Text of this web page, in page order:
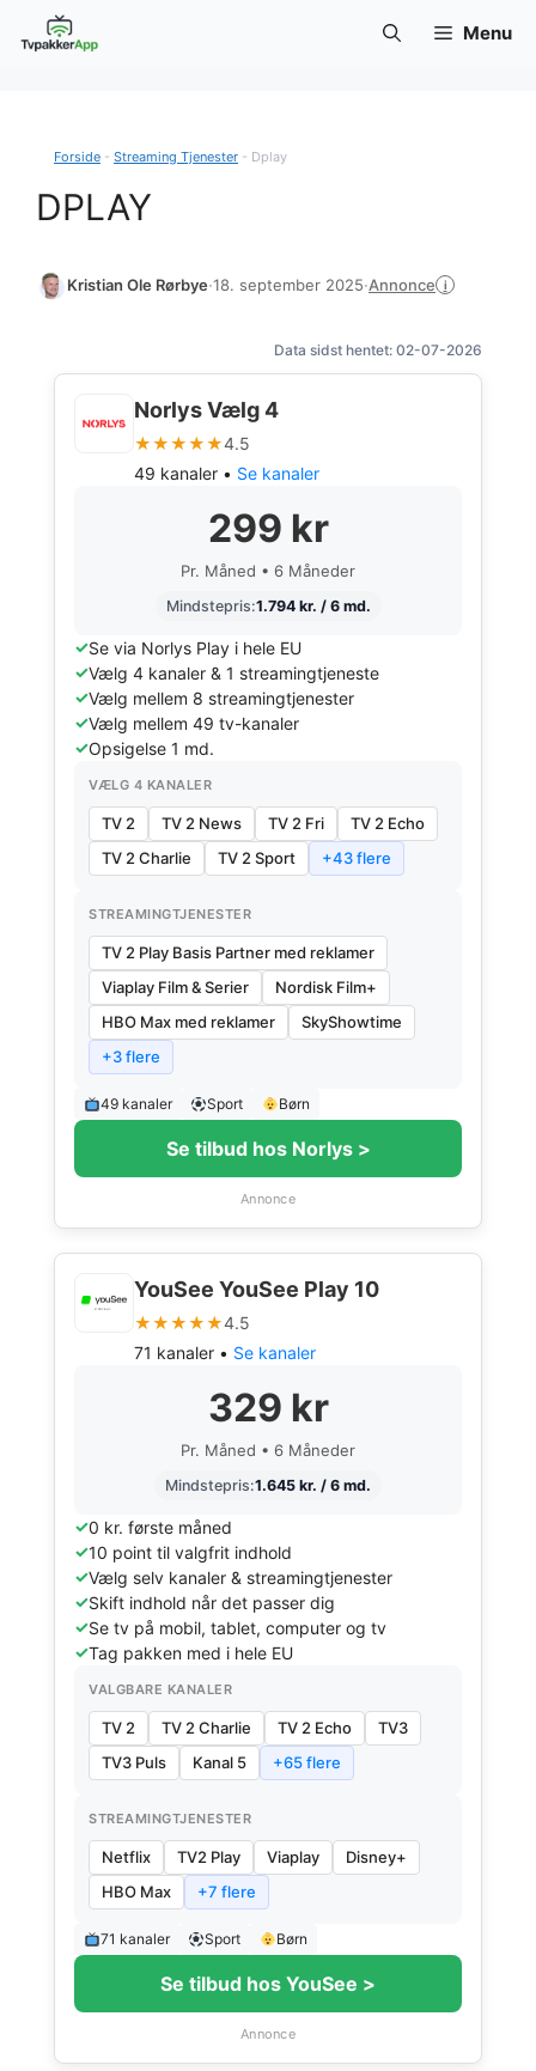
Menu
Forside - Streaming Tjenester - Dplay
DPLAY
Kristian Ole Rørbye·18. september 2025·Annonce i
Data sidst hentet: 02-07-2026
Norlys Vælg 4
★★★★★4.5
49 kanaler • Se kanaler
299 kr
Pr. Måned • 6 Måneder
Mindstepris:1.794 kr. / 6 md.
Se via Norlys Play i hele EU
Vælg 4 kanaler & 1 streamingtjeneste
Vælg mellem 8 streamingtjenester
Vælg mellem 49 tv-kanaler
Opsigelse 1 md.
VÆLG 4 KANALER
TV 2 TV 2 News TV 2 Fri
TV 2 Echo
TV 2 Charlie
TV 2 Sport +43 flere
STREAMINGTJENESTER
TV 2 Play Basis Partner med reklamer
Viaplay Film & Serier
Nordisk Film+
HBO Max med reklamer
SkyShowtime
+3 flere
49 kanaler Sport Børn
Se tilbud hos Norlys >
Annonce
YouSee YouSee Play 10
★★★★★4.5
71 kanaler • Se kanaler
329 kr
Pr. Måned • 6 Måneder
Mindstepris:1.645 kr. / 6 md.
0 kr. første måned
10 point til valgfrit indhold
Vælg selv kanaler & streamingtjenester
Skift indhold når det passer dig
Se tv på mobil, tablet, computer og tv
Tag pakken med i hele EU
VALGBARE KANALER
TV 2 TV 2 Charlie TV 2 Echo
TV3
TV3 Puls
Kanal 5 +65 flere
STREAMINGTJENESTER
Netflix TV2 Play Viaplay
Disney+
HBO Max
+7 flere
71 kanaler Sport Børn
Se tilbud hos YouSee >
Annonce